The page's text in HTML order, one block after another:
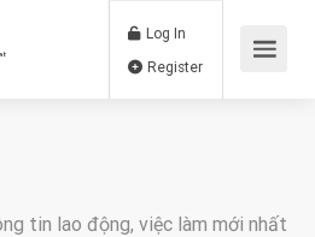
Log In
tin lao động, việc làm mới nhất